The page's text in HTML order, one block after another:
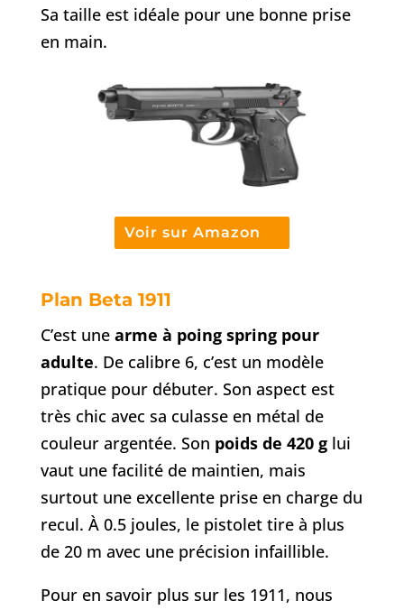
Sa taille est idéale pour une bonne prise
en main.
Voir sur Amazon
Plan Beta 1911
C’est une arme à poing spring pour
adulte. De calibre 6, c’est un modèle
pratique pour débuter. Son aspect est
très chic avec sa culasse en métal de
couleur argentée. Son poids de 420 glui
vaut une facilité de maintien, mais
surtout une excellente prise en charge du
recul. À 0.5 joules, le pistolet tire à plus
de 20 m avec une précision infaillible.
Pour en savoir plus sur les 1911, nous